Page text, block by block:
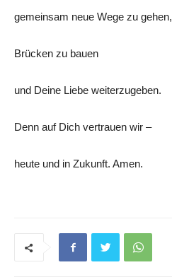
gemeinsam neue Wege zu gehen,
Brücken zu bauen
und Deine Liebe weiterzugeben.
Denn auf Dich vertrauen wir –
heute und in Zukunft. Amen.